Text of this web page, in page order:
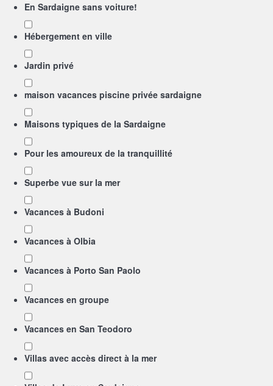
En Sardaigne sans voiture!
Hébergement en ville
Jardin privé
maison vacances piscine privée sardaigne
Maisons typiques de la Sardaigne
Pour les amoureux de la tranquillité
Superbe vue sur la mer
Vacances à Budoni
Vacances à Olbia
Vacances à Porto San Paolo
Vacances en groupe
Vacances en San Teodoro
Villas avec accès direct à la mer